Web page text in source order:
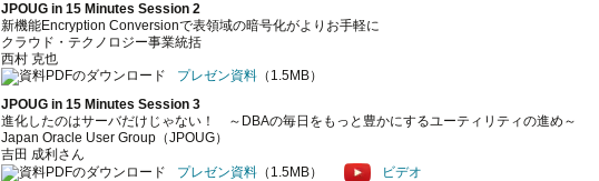
JPOUG in 15 Minutes Session 2
新機能Encryption Conversionで表領域の暗号化がよりお手軽に
クラウド・テクノロジー事業統括
西村 克也
プレゼン資料 （1.5MB）
JPOUG in 15 Minutes Session 3
進化したのはサーバだけじゃない！ ～DBAの毎日をもっと豊かにするユーティリティの進め～
Japan Oracle User Group（JPOUG）
吉田 成利さん
プレゼン資料 （1.5MB） ビデオ